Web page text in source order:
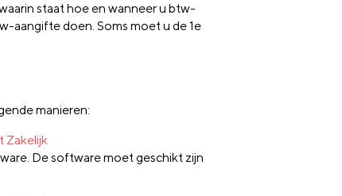
staat hoe en wanneer u btw-
aangifte doen. Soms moet u de 1e
manieren:
Zakelijk
De software moet geschikt zijn